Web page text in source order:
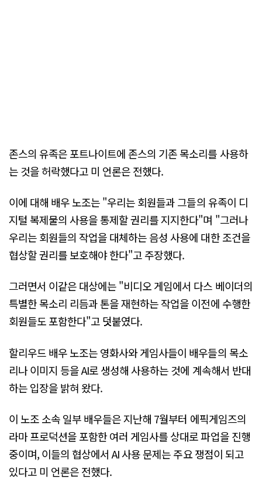
존스의 유족은 포트나이트에 존스의 기존 목소리를 사용하
는 것을 허락했다고 미 언론은 전했다.
이에 대해 배우 노조는 "우리는 회원들과 그들의 유족이 디
지털 복제물의 사용을 통제할 권리를 지지한다"며 "그러나
우리는 회원들의 작업을 대체하는 음성 사용에 대한 조건을
협상할 권리를 보호해야 한다"고 주장했다.
그러면서 이같은 대상에는 "비디오 게임에서 다스 베이더의
특별한 목소리 리듬과 톤을 재현하는 작업을 이전에 수행한
회원들도 포함한다"고 덧붙였다.
할리우드 배우 노조는 영화사와 게임사들이 배우들의 목소
리나 이미지 등을 AI로 생성해 사용하는 것에 계속해서 반대
하는 입장을 밝혀 왔다.
이 노조 소속 일부 배우들은 지난해 7월부터 에픽게임즈의
라마 프로덕션을 포함한 여러 게임사를 상대로 파업을 진행
중이며, 이들의 협상에서 AI 사용 문제는 주요 쟁점이 되고
있다고 미 언론은 전했다.